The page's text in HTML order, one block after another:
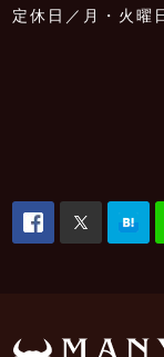
定休日／月・火曜